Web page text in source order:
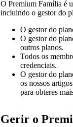
O Premium Família é
incluindo o gestor do
O gestor do
O gestor do
outros planos.
Todos os
credenciais.
O gestor do
os nossos
para obteres
Gerir o